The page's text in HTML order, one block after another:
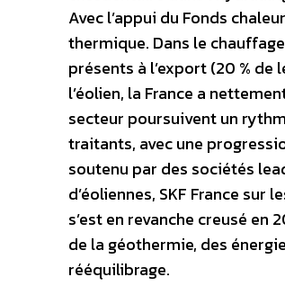
Avec l’appui du Fonds
thermique. Dans le
présents à l’export (20 %
l’éolien, la France a
secteur poursuivent un
traitants, avec une
soutenu par des sociétés
d’éoliennes, SKF France
s’est en revanche creusé
de la géothermie, des
rééquilibrage.